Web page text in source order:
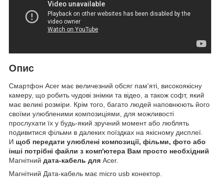
Опис
Смартфон Acer має величезний обсяг пам'яті, високоякісну
камеру, що робить чудові знімки та відео, а також софт, який
має великі розміри. Крім того, багато людей наповнюють його
своїми улюбленими композиціями, для можливості
прослухати їх у будь-який зручний момент або люблять
подивитися фільми в далеких поїздках на якісному дисплеї.
И щоб передати улюблені композиції, фільми, фото або
інші потрібні файли з комп'ютера Вам просто необхідний
Магнітний дата-кабель для Acer.
Магнітний Дата-кабель має micro usb конектор.